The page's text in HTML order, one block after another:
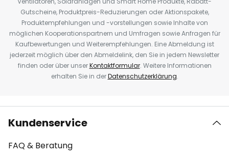
Gutscheine, Produktpreis-Reduzierungen oder Aktionspakete,
Produktempfehlungen und -vorstellungen sowie Inhalte von
möglichen Kooperationspartnern und Umfragen sowie Anfragen für
Kaufbewertungen und Weiterempfehlungen. Eine Abmeldung ist
jederzeit möglich über den Abmeldelink, den Sie in jedem Newsletter
finden oder über unserKontaktformular. Weitere Informationen
erhalten Sie in derDatenschutzerklärung.
Kundenservice
FAQ & Beratung